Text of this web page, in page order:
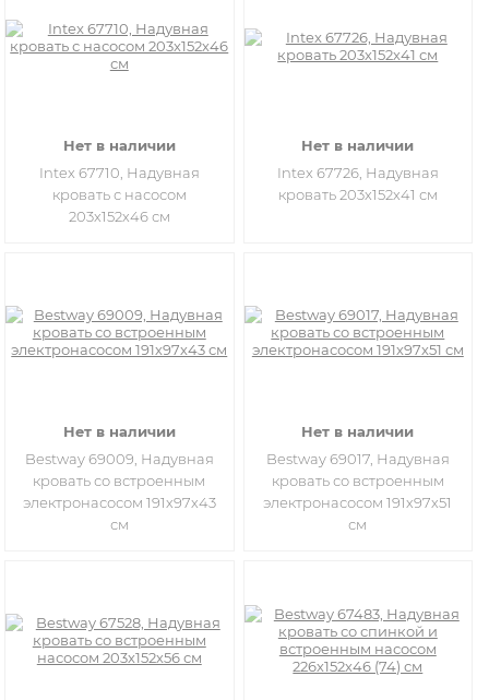
Нет в наличии
Intex 67710, Надувная
кровать с насосом
203х152х46 см
Нет в наличии
Intex 67726, Надувная
кровать 203х152х41 см
Нет в наличии
Bestway 69009, Надувная
кровать со встроенным
электронасосом 191х97х43
см
Нет в наличии
Bestway 69017, Надувная
кровать со встроенным
электронасосом 191х97х51
см